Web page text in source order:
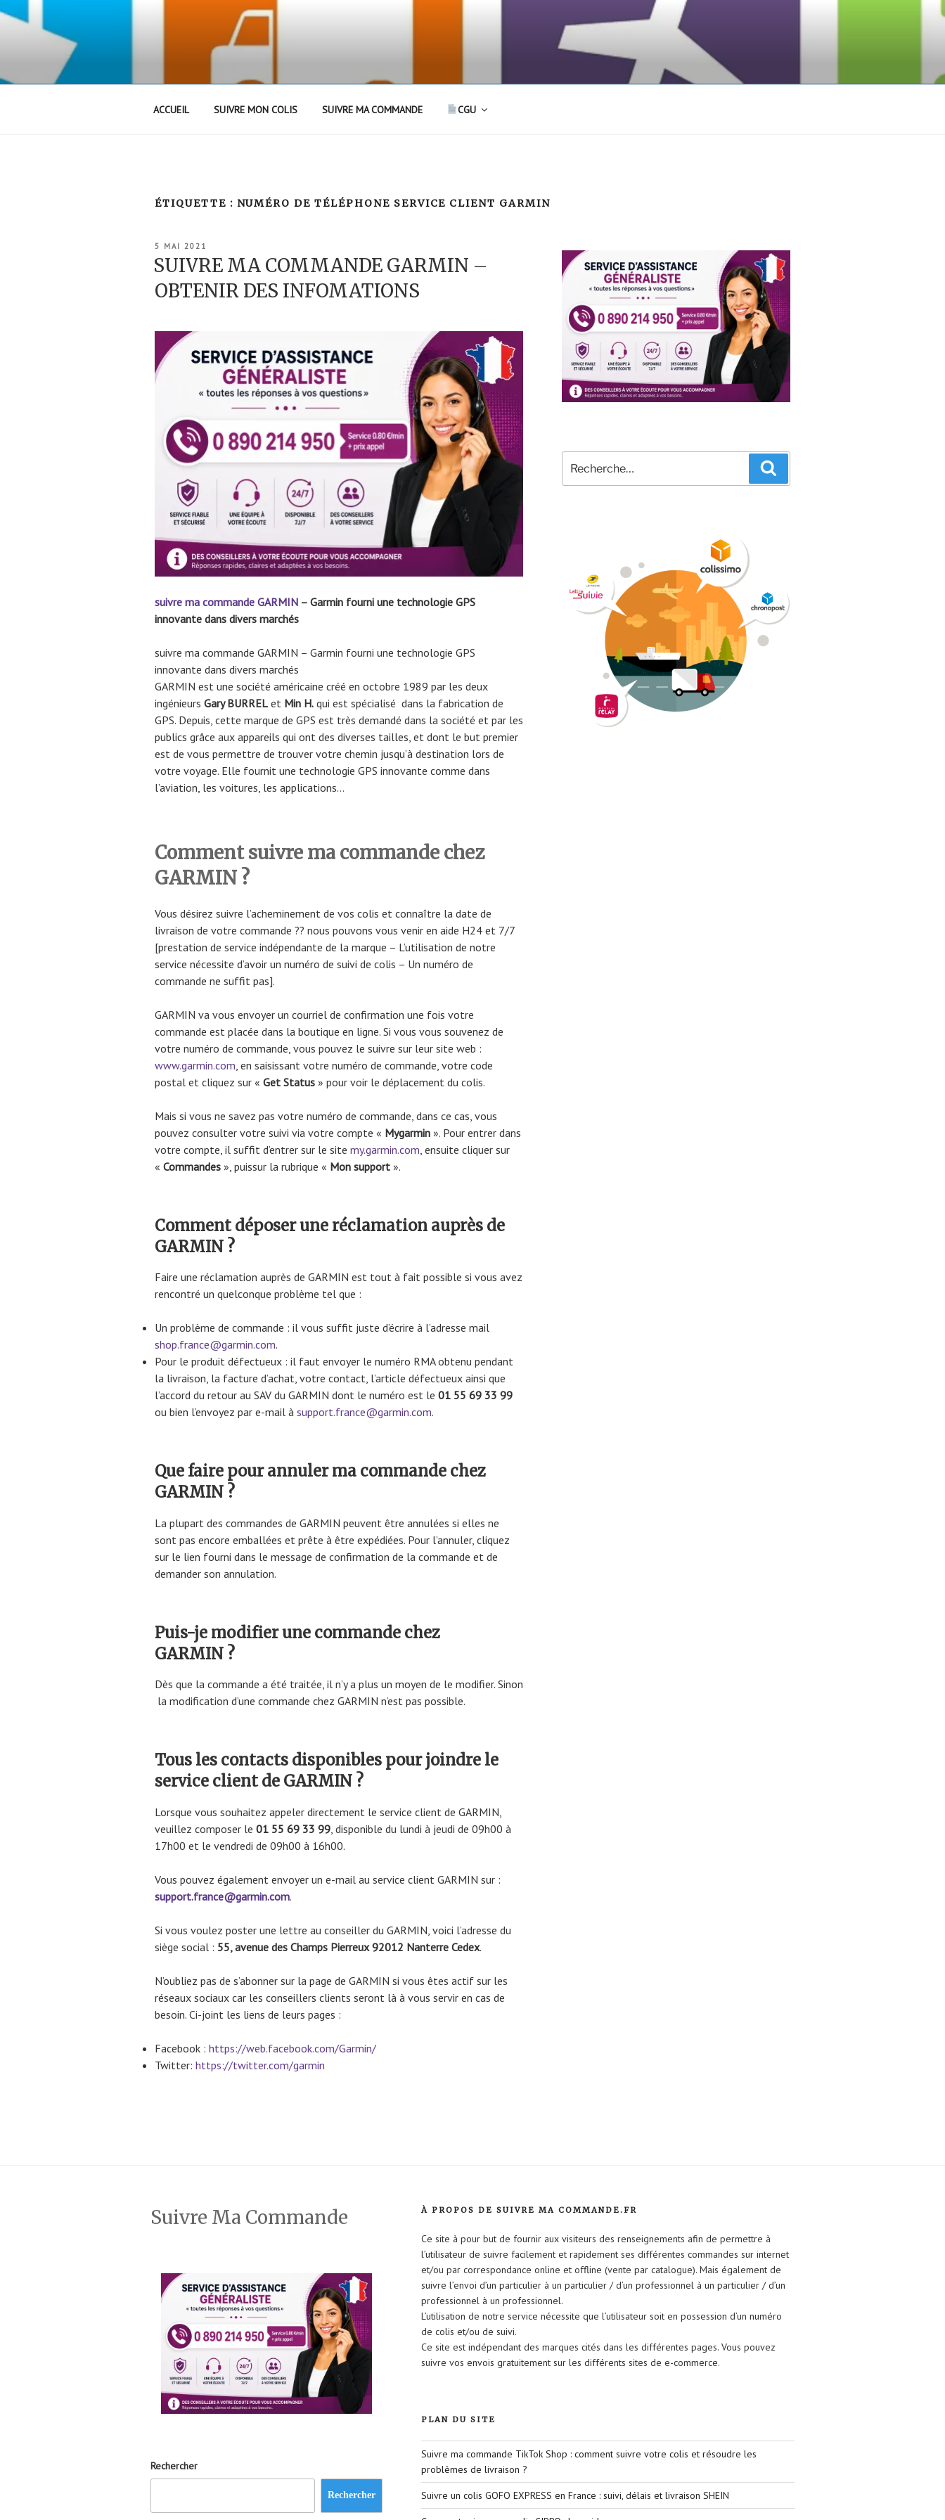
Aller
ACCUEIL SUIVRE MON COLIS SUIVRE MA COMMANDE CGU
ÉTIQUETTE : NUMÉRO DE TÉLÉPHONE SERVICE CLIENT GARMIN
PUBLIÉ
LE
5 MAI 2021
SUIVRE MA COMMANDE GARMIN –
OBTENIR DES INFOMATIONS
suivre ma commande GARMIN – Garmin fourni une technologie GPS
innovante dans divers marchés
suivre ma commande GARMIN – Garmin fourni une technologie GPS
innovante dans divers marchés
GARMIN est une société américaine créé en octobre 1989 par les deux
ingénieurs Gary BURREL et Min H. qui est spécialisé dans la fabrication de
GPS. Depuis, cette marque de GPS est très demandé dans la société et par les
publics grâce aux appareils qui ont des diverses tailles, et dont le but premier
est de vous permettre de trouver votre chemin jusqu’à destination lors de
votre voyage. Elle fournit une technologie GPS innovante comme dans
l’aviation, les voitures, les applications…
Comment suivre ma commande chez
GARMIN ?
Vous désirez suivre l’acheminement de vos colis et connaître la date de
livraison de votre commande ?? nous pouvons vous venir en aide H24 et 7/7
[prestation de service indépendante de la marque – L’utilisation de notre
service nécessite d’avoir un numéro de suivi de colis – Un numéro de
commande ne suffit pas].
GARMIN va vous envoyer un courriel de confirmation une fois votre
commande est placée dans la boutique en ligne. Si vous vous souvenez de
votre numéro de commande, vous pouvez le suivre sur leur site web :
www.garmin.com , en saisissant votre numéro de commande, votre code
postal et cliquez sur « Get Status » pour voir le déplacement du colis.
Mais si vous ne savez pas votre numéro de commande, dans ce cas, vous
pouvez consulter votre suivi via votre compte « Mygarmin ». Pour entrer dans
votre compte, il suffit d’entrer sur le site my.garmin.com , ensuite cliquer sur
« Commandes », puissur la rubrique « Mon support ».
Comment déposer une réclamation auprès de
GARMIN ?
Faire une réclamation auprès de GARMIN est tout à fait possible si vous avez
rencontré un quelconque problème tel que :
Un problème de commande : il vous suffit juste d’écrire à l’adresse mail
shop.france@garmin.com.
Pour le produit défectueux : il faut envoyer le numéro RMA obtenu pendant
la livraison, la facture d’achat, votre contact, l’article défectueux ainsi que
l’accord du retour au SAV du GARMIN dont le numéro est le 01 55 69 33 99
ou bien l’envoyez par e-mail à support.france@garmin.com.
Que faire pour annuler ma commande chez
GARMIN ?
La plupart des commandes de GARMIN peuvent être annulées si elles ne
sont pas encore emballées et prête à être expédiées. Pour l’annuler, cliquez
sur le lien fourni dans le message de confirmation de la commande et de
demander son annulation.
Puis-je modifier une commande chez
GARMIN ?
Dès que la commande a été traitée, il n’y a plus un moyen de le modifier. Sinon
la modification d’une commande chez GARMIN n’est pas possible.
Tous les contacts disponibles pour joindre le
service client de GARMIN ?
Lorsque vous souhaitez appeler directement le service client de GARMIN,
veuillez composer le 01 55 69 33 99 , disponible du lundi à jeudi de 09h00 à
17h00 et le vendredi de 09h00 à 16h00.
Vous pouvez également envoyer un e-mail au service client GARMIN sur :
support.france@garmin.com.
Si vous voulez poster une lettre au conseiller du GARMIN, voici l’adresse du
siège social : 55, avenue des Champs Pierreux 92012 Nanterre Cedex.
N’oubliez pas de s’abonner sur la page de GARMIN si vous êtes actif sur les
réseaux sociaux car les conseillers clients seront là à vous servir en cas de
besoin. Ci-joint les liens de leurs pages :
Facebook : https://web.facebook.com/Garmin/
Twitter: https://twitter.com/garmin
pour
Suivre Ma Commande
Rechercher
Rechercher
À PROPOS DE SUIVRE MA COMMANDE.FR
Ce site à pour but de fournir aux visiteurs des renseignements afin de permettre à
l’utilisateur de suivre facilement et rapidement ses différentes commandes sur internet
et/ou par correspondance online et offline (vente par catalogue). Mais également de
suivre l’envoi d’un particulier à un particulier / d’un professionnel à un particulier / d’un
professionnel à un professionnel.
L’utilisation de notre service nécessite que l’utilisateur soit en possession d’un numéro
de colis et/ou de suivi.
Ce site est indépendant des marques cités dans les différentes pages. Vous pouvez
suivre vos envois gratuitement sur les différents sites de e-commerce.
PLAN DU SITE
Suivre ma commande TikTok Shop : comment suivre votre colis et résoudre les
problèmes de livraison ?
Suivre un colis GOFO EXPRESS en France : suivi, délais et livraison SHEIN